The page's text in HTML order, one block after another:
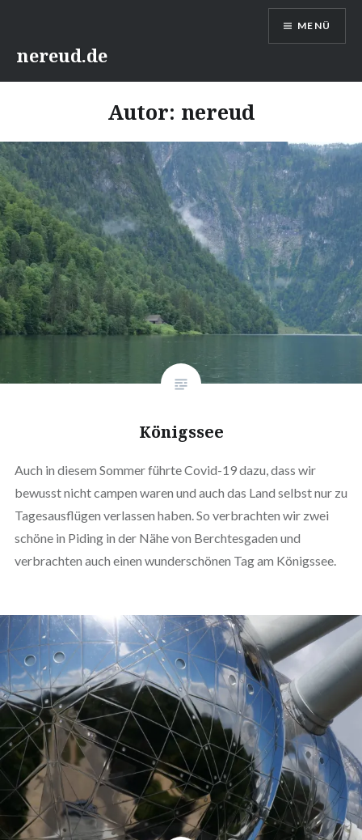
Inhaltnereud.de
MENÜ
Autor: nereud
Königssee
Auch in diesem Sommer führte Covid-19 dazu, dass wir
bewusst nicht campen waren und auch das Land selbst nur zu
Tagesausflügen verlassen haben. So verbrachten wir zwei
schöne in Piding in der Nähe von Berchtesgaden und
verbrachten auch einen wunderschönen Tag am Königssee.